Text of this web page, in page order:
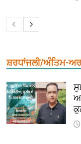
ਸ਼ਰਧਾਂਜਲੀ/ਅੰਤਿਮ-